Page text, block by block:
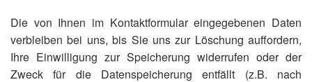
Die von Ihnen im Kontaktformular eingegebenen Daten
verbleiben bei uns, bis Sie uns zur Löschung auffordern,
Ihre Einwilligung zur Speicherung widerrufen oder der
Zweck für die Datenspeicherung entfällt (z.B. nach